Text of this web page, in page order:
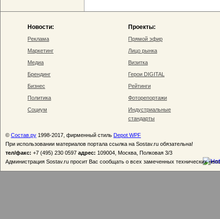
Новости:
Реклама
Маркетинг
Медиа
Брендинг
Бизнес
Политика
Социум
Проекты:
Прямой эфир
Лицо рынка
Визитка
Герои DIGITAL
Рейтинги
Фоторепортажи
Индустриальные
стандарты
© Состав.ру 1998-2017, фирменный стиль Depot WPF
При использовании материалов портала ссылка на Sostav.ru обязательна!
тел/факс: +7 (495) 230 0597 адрес: 109004, Москва, Полковая 3/3
Администрация Sostav.ru просит Вас сообщать о всех замеченных технических